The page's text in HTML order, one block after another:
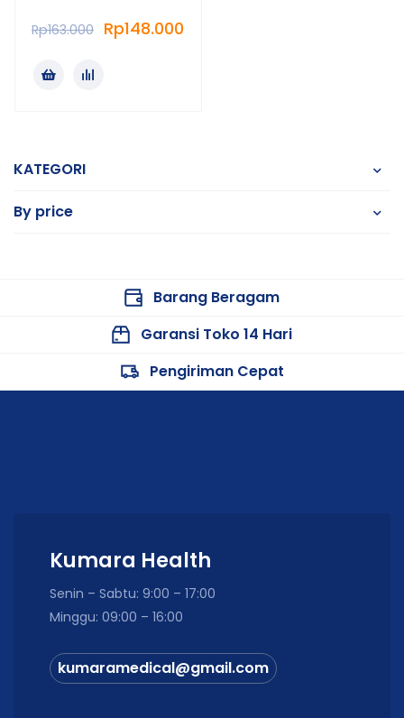
KATEGORI
By price
Rp163.000 Rp148.000
Barang Beragam
Garansi Toko 14 Hari
Pengiriman Cepat
Kumara Health
Senin – Sabtu: 9:00 – 17:00
Minggu: 09:00 – 16:00
kumaramedical@gmail.com